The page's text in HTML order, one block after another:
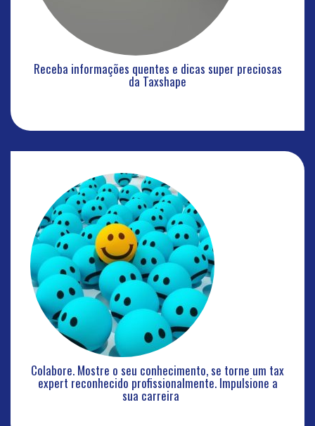
Receba informações quentes e dicas super preciosas
da Taxshape
Colabore. Mostre o seu conhecimento, se torne um tax
expert reconhecido profissionalmente. Impulsione a
sua carreira